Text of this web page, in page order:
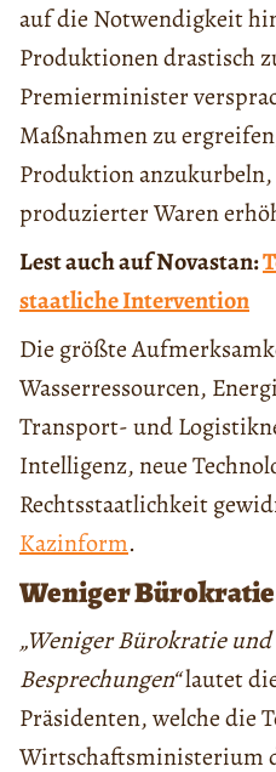
auf die Notwendigkeit
Produktionen drastisch
Premierminister
Maßnahmen zu
Produktion
produzierter Waren
Lest auch auf Novastan:
staatliche Intervention
Die größte
Wasserressourcen,
Transport- und
Intelligenz, neue
Rechtsstaatlichkeit
Kazinform.
Weniger Bürokratie
„Weniger Bürokratie
Besprechungen“lautet
Präsidenten, welche die
Wirtschaftsministerium